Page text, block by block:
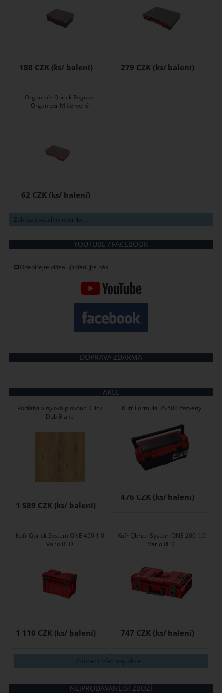
180 CZK 279 CZK
Organizér Qbrick Regular
Organizer M červený
62 CZK
Zobrazit všechny novinky ...
YOUTUBE / FACEBOOK
📺Odebírejte videa! 👍Sledujte nás!
DOPRAVA ZDARMA
AKCE
Podlaha vinylová plovoucí Click
Dub Blake
1 589 CZK
Kufr Formula RS 600 červený
476 CZK
Kufr Qbrick System ONE 450 1.0
Vario RED
1 110 CZK
Kufr Qbrick System ONE 200 1.0
Vario RED
747 CZK
Zobrazit všechny akce ...
NEJPRODÁVANĚJŠÍ ZBOŽÍ